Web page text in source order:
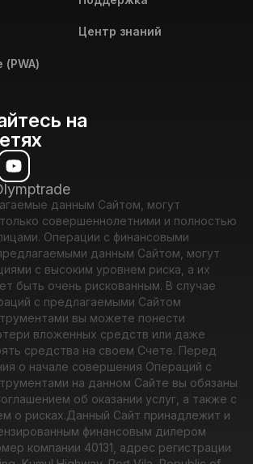
Центр знаний
на
данным Сайтом, могут
совершеннолетними и полностью
Операции с финансовыми
данным Сайтом, могут
с высоким уровнем риска, а их
быть очень рискованным. В случае
с предлагаемыми Сайтом
вы можете понести
вложенных средств или даже
средства на своем Счете. Перед
о начале совершения Операций с
на данном Сайте вы обязаны
об оказании услуг, а также с
о рисках.Данный Сайт принадлежит и
финансовым дилером
компании 40131, адрес регистрации